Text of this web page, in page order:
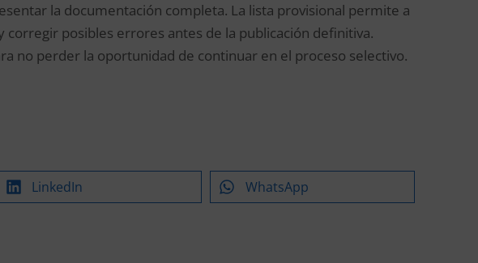
la documentación completa. La lista provisional permite a
corregir posibles errores antes de la publicación definitiva.
no perder la oportunidad de continuar en el proceso selectivo.
LinkedIn WhatsApp